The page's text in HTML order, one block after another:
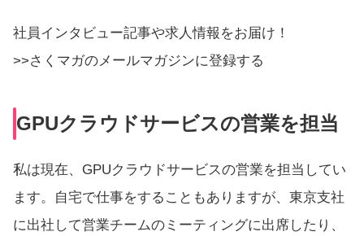
社員インタビュー記事や求人情報をお届け！
>>さくマガのメールマガジンに登録する
GPUクラウドサービスの営業を担当
私は現在、GPUクラウドサービスの営業を担当してい
ます。自宅で仕事をすることもありますが、東京支社
に出社して営業チームのミーティングに出席したり、